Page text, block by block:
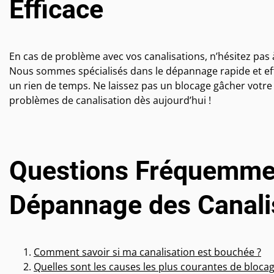
Efficace
En cas de problème avec vos canalisations, n’hésitez
Nous sommes spécialisés dans le dépannage rapide et
un rien de temps. Ne laissez pas un blocage gâcher
problèmes de canalisation dès aujourd’hui !
Questions
Dépannage des
Comment savoir si ma canalisation est bouchée ?
Quelles sont les causes les plus courantes de